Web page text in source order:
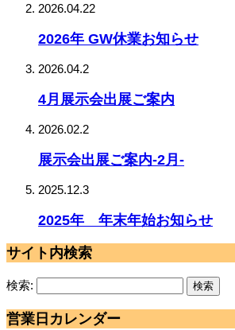
2026.04.22
2026年 GW休業お知らせ
2026.04.2
4月展示会出展ご案内
2026.02.2
展示会出展ご案内-2月-
2025.12.3
2025年 年末年始お知らせ
サイト内検索
検索:
営業日カレンダー